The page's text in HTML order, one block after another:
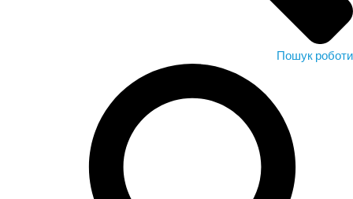
Пошук роботи